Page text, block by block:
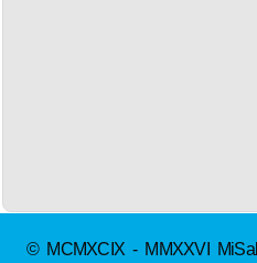
© MCMXCIX - MMXXVI